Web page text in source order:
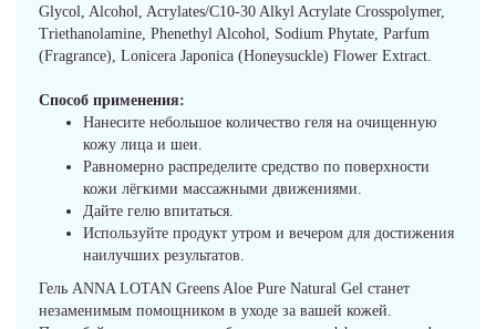
Glycol, Alcohol, Acrylates/C10-30 Alkyl Acrylate Crosspolymer,
Triethanolamine, Phenethyl Alcohol, Sodium Phytate, Parfum
(Fragrance), Lonicera Japonica (Honeysuckle) Flower Extract.
Способ применения:
Нанесите небольшое количество геля на очищенную
кожу лица и шеи.
Равномерно распределите средство по поверхности
кожи лёгкими массажными движениями.
Дайте гелю впитаться.
Используйте продукт утром и вечером для достижения
наилучших результатов.
Гель ANNA LOTAN Greens Aloe Pure Natural Gel станет
незаменимым помощником в уходе за вашей кожей.